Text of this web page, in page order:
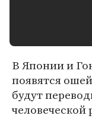
В Японии и
появятся
будут
человеческой